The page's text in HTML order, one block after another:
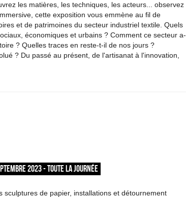
les matières, les techniques, les acteurs... observez
cette exposition vous emmène au fil de
et de patrimoines du secteur industriel textile. Quels
économiques et urbains ? Comment ce secteur a-
? Quelles traces en reste-t-il de nos jours ?
? Du passé au présent, de l'artisanat à l'innovation,
2023 - TOUTE LA JOURNÉE
sculptures de papier, installations et détournement